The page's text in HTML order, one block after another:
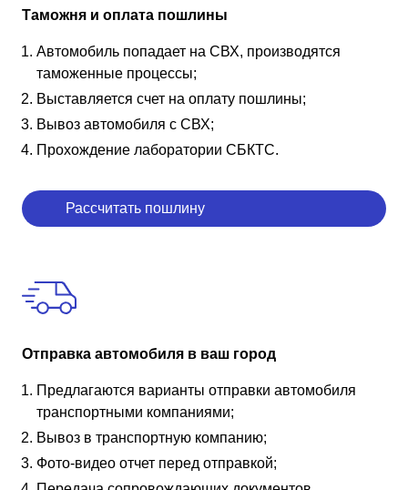
Таможня и оплата пошлины
Автомобиль попадает на СВХ, производятся
таможенные процессы;
Выставляется счет на оплату пошлины;
Вывоз автомобиля с СВХ;
Прохождение лаборатории СБКТС.
Рассчитать пошлину
Отправка автомобиля в ваш город
Предлагаются варианты отправки автомобиля
транспортными компаниями;
Вывоз в транспортную компанию;
Фото-видео отчет перед отправкой;